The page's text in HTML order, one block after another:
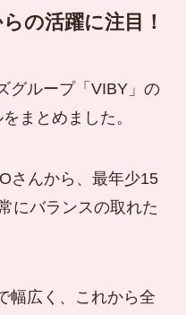
の活躍に注目！
グループ「VIBY」の
まとめました。
さんから、最年少15
にバランスの取れた
幅広く、これから全